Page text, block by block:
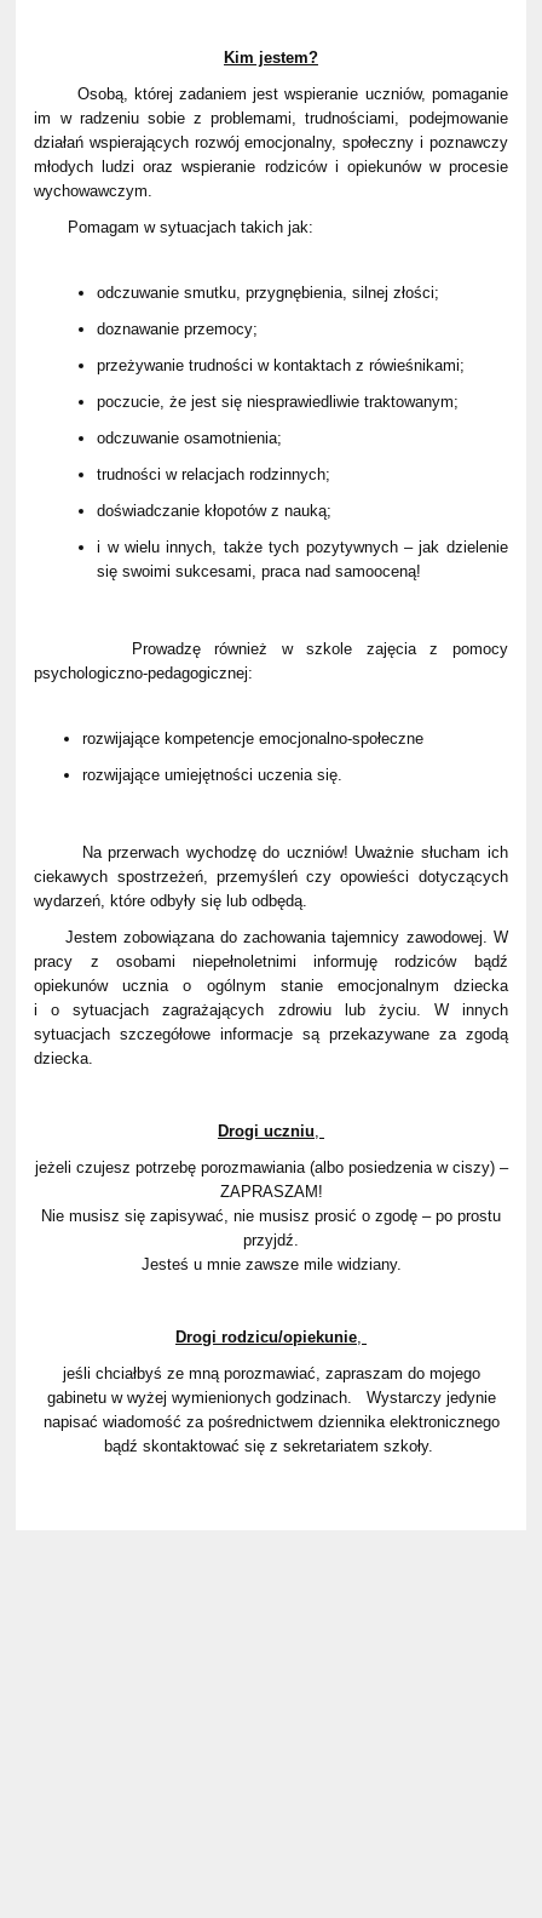
Kim jestem?
Osobą, której zadaniem jest wspieranie uczniów, pomaganie
im w radzeniu sobie z problemami, trudnościami, podejmowanie
działań wspierających rozwój emocjonalny, społeczny i poznawczy
młodych ludzi oraz wspieranie rodziców i opiekunów w procesie
wychowawczym.
Pomagam w sytuacjach takich jak:
odczuwanie smutku, przygnębienia, silnej złości;
doznawanie przemocy;
przeżywanie trudności w kontaktach z rówieśnikami;
poczucie, że jest się niesprawiedliwie traktowanym;
odczuwanie osamotnienia;
trudności w relacjach rodzinnych;
doświadczanie kłopotów z nauką;
i w wielu innych, także tych pozytywnych – jak dzielenie
się swoimi sukcesami, praca nad samooceną!
Prowadzę również w szkole zajęcia z pomocy
psychologiczno-pedagogicznej:
rozwijające kompetencje emocjonalno-społeczne
rozwijające umiejętności uczenia się.
Na przerwach wychodzę do uczniów! Uważnie słucham ich
ciekawych spostrzeżeń, przemyśleń czy opowieści dotyczących
wydarzeń, które odbyły się lub odbędą.
Jestem zobowiązana do zachowania tajemnicy zawodowej. W
pracy z osobami niepełnoletnimi informuję rodziców bądź
opiekunów ucznia o ogólnym stanie emocjonalnym dziecka
i o sytuacjach zagrażających zdrowiu lub życiu. W innych
sytuacjach szczegółowe informacje są przekazywane za zgodą
dziecka.
Drogi uczniu
jeżeli czujesz potrzebę porozmawiania (albo posiedzenia w ciszy) –
ZAPRASZAM!
Nie musisz się zapisywać, nie musisz prosić o zgodę – po prostu
przyjdź.
Jesteś u mnie zawsze mile widziany.
Drogi rodzicu/opiekunie
jeśli chciałbyś ze mną porozmawiać, zapraszam do mojego
gabinetu w wyżej wymienionych godzinach. Wystarczy jedynie
napisać wiadomość za pośrednictwem dziennika elektronicznego
bądź skontaktować się z sekretariatem szkoły.